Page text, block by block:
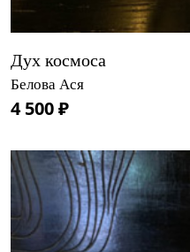
Дух космоса
Белова Ася
4 500 ₽